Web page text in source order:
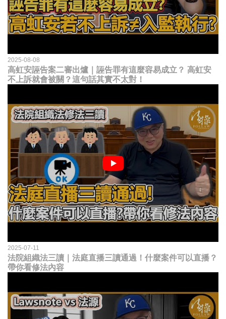
2025-08-08
高虹安誣告案二審出爐｜誣告罪有這麼容易成立？ 高虹安
不上訴就會被關？這句話其實不太對！
2025-07-11
法院組織法三讀｜法庭直播三讀通過！什麼案件可以直播？
帶你看修法內容